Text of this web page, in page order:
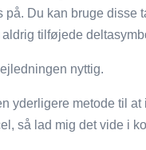
på. Du kan bruge disse
tilføjede
nyttig.
yderligere metode til
så lad mig det vide i